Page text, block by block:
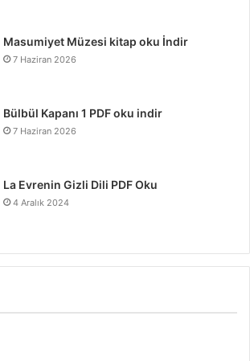
Masumiyet Müzesi kitap oku İndir
7 Haziran 2026
Bülbül Kapanı 1 PDF oku indir
7 Haziran 2026
La Evrenin Gizli Dili PDF Oku
4 Aralık 2024